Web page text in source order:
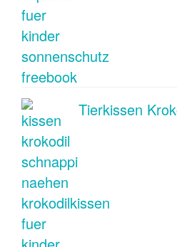
Tierkissen